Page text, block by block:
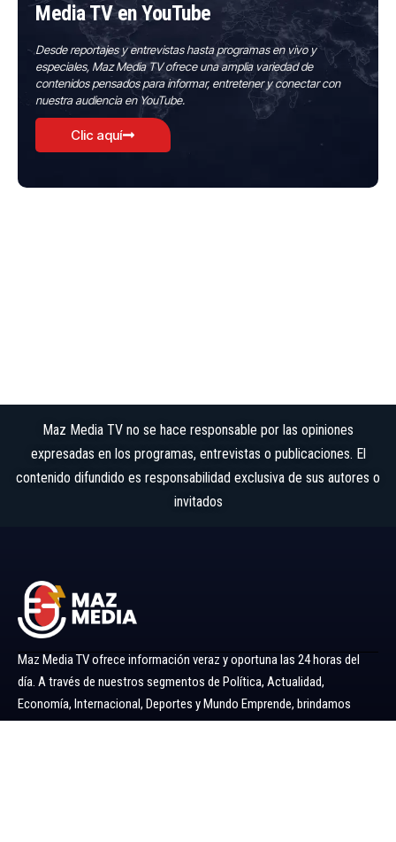
Media TV en YouTube
Desde reportajes y entrevistas hasta programas en vivo y
especiales, Maz Media TV ofrece una amplia variedad de
contenidos pensados para informar, entretener y conectar con
nuestra audiencia en YouTube.
Clic aquí
Maz Media TV no se hace responsable por las opiniones
expresadas en los programas, entrevistas o publicaciones. El
contenido difundido es responsabilidad exclusiva de sus autores o
invitados
Maz Media TV ofrece información veraz y oportuna las 24 horas del
día. A través de nuestros segmentos de Política, Actualidad,
Economía, Internacional, Deportes y Mundo Emprende, brindamos
noticias y análisis confiables para mantenerlo siempre informado.